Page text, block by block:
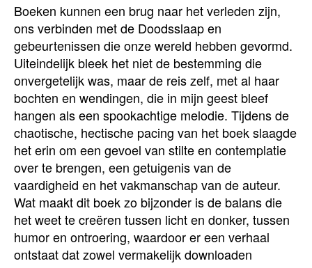
Boeken kunnen een brug naar het verleden zijn,
ons verbinden met de Doodsslaap en
gebeurtenissen die onze wereld hebben gevormd.
Uiteindelijk bleek het niet de bestemming die
onvergetelijk was, maar de reis zelf, met al haar
bochten en wendingen, die in mijn geest bleef
hangen als een spookachtige melodie. Tijdens de
chaotische, hectische pacing van het boek slaagde
het erin om een gevoel van stilte en contemplatie
over te brengen, een getuigenis van de
vaardigheid en het vakmanschap van de auteur.
Wat maakt dit boek zo bijzonder is de balans die
het weet te creëren tussen licht en donker, tussen
humor en ontroering, waardoor er een verhaal
ontstaat dat zowel vermakelijk downloaden